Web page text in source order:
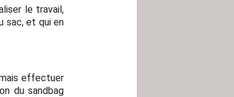
le travail,
sac, et qui en
effectuer
du sandbag